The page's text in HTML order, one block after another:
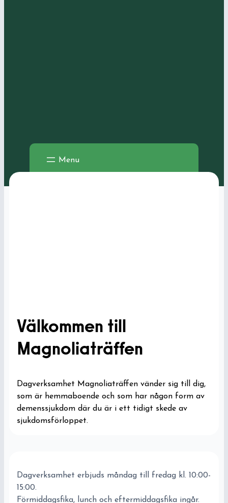
Välkommen till
Magnoliaträffen
Dagverksamhet Magnoliaträffen vänder sig till dig,
som är hemmaboende och som har någon form av
demenssjukdom där du är i ett tidigt skede av
sjukdomsförloppet.
Dagverksamhet erbjuds måndag till fredag kl. 10:00-
15:00.
Förmiddagsfika, lunch och eftermiddagsfika ingår.